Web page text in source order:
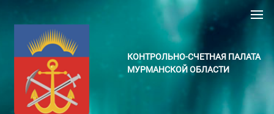
КОНТРОЛЬНО-СЧЕТНАЯ ПАЛАТА
МУРМАНСКОЙ ОБЛАСТИ